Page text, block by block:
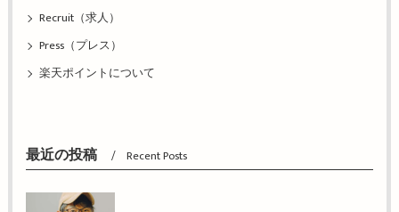
Recruit（求人）
Press（プレス）
楽天ポイントについて
最近の投稿 Recent Posts